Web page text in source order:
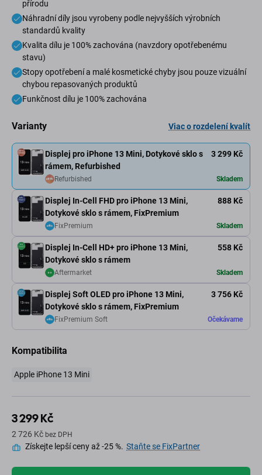
přírodu
Náhradní díly jsou vyrobeny podle nejvyšších výrobních
standardů kvality
Kvalita dílu je 100% zachována (navzdory opotřebenému
stavu)
Stopy opotřebení a malé kosmetické chyby jsou pouze vizuální
chybou repasovaných produktů
Funkčnost dílu je 100% zachována
Varianty Viac o rozdelení kvalít
Displej pro iPhone 13 Mini, Dotykové sklo s
rámem, Refurbished
3 299 Kč
Refurbished Skladem
Displej In-Cell FHD pro iPhone 13 Mini,
Dotykové sklo s rámem, FixPremium
888 Kč
FixPremium Skladem
Displej In-Cell HD+ pro iPhone 13 Mini,
Dotykové sklo s rámem
558 Kč
Aftermarket Skladem
Displej Soft OLED pro iPhone 13 Mini,
Dotykové sklo s rámem, FixPremium
3 756 Kč
FixPremium Soft Očekávame
Kompatibilita
Apple iPhone 13 Mini
3 299 Kč
2 726 Kč bez DPH
Získejte lepší ceny až -25 %. Staňte se FixPartner